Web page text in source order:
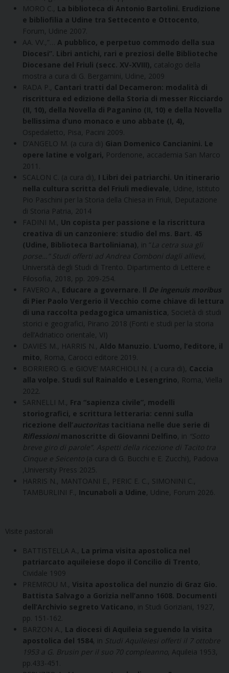
MORO C., La biblioteca di Antonio Bartolini. Erudizione
e bibliofilia a Udine tra Settecento e Ottocento
Forum, Udine 2007.
AA. VV.,”… A pubblico, e perpetuo commodo della sua
Diocesi”. Libri antichi, rari e preziosi delle Biblioteche
Diocesane del Friuli (secc. XV-XVIII), catalogo della
mostra a cura di G. Bergamini, Udine, 2009
RADA P., Cantari tratti dal Decameron: modalità di
riscrittura ed edizione della Storia di messer Ricciardo
(II, 10), della Novella di Paganino (II, 10) e della Novella
bellissima d’uno monaco e uno abbate (I, 4),
Ospedaletto, Pisa, Pacini 2009.
D’ANGELO M. (a cura di) Gian Domenico Cancianini. Le
opere latine e volgari, Pordenone, accademia San Marco
2011.
SCALON C. (a cura di), I Libri dei patriarchi. Un itinerario
nella cultura scritta del Friuli medievale , Udine, Istituto
Pio Paschini per la Storia della Chiesa in Friuli, Deputazione
di Storia Patria, 2014
FADINI M., Un copista per passione e la riscrittura
creativa di un canzoniere: studio del ms. Bart. 45
(Udine, Biblioteca Bartoliniana) , in “La cetra sua gli
porse…” Studi offerti ad Andrea Comboni dagli allievi,
Università degli Studi di Trento. Dipartimento di Lettere e
Filosofia, 2018, pp. 209-254.
FAVERO A., Educare a governare. Il De ingenuis moribus
di Pier Paolo Vergerio il Vecchio come chiave di lettura
di una raccolta pedagogica umanistica , Società di studi
storici e geografici, Pirano 2018 (Fonti e studi per la storia
dell’Adriatico orientale, VI)
DAVIES M., HARRIS N., Aldo Manuzio. L’uomo, l’editore, il
mito , Roma, Carocci editore 2019.
BORRIERO G. e GIOVE’ MARCHIOLI N. ( a cura di), Caccia
alla volpe. Studi sul Rainaldo e Lesengrino , Roma, Viella
2022.
SARNELLI M., Fra “sapienza civile”, modelli
storiografici, e scrittura letteraria: cenni sulla
ricezione dell’auctoritas tacitiana nelle due serie di
Riflessionimanoscritte di Giovanni Delfino , in “Sotto
breve giro di parole”. Aspetti della ricezione di Tacito tra
Cinque e Seicento (a cura di G. Bucchi e E. Zucchi), Padova
,University Press 2025.
HARRIS N., MANTOANI E., PERIC E. C., SIMONINI C.,
TAMBURLINI F., Incunaboli a Udine , Udine, Forum 2026.
Visite pastorali
BATTISTELLA A., La prima visita apostolica nel
patriarcato aquileiese dopo il Concilio di Trento
Cividale 1909
PREMROU M., Visita apostolica del nunzio di Graz Gio.
Battista Salvago a Gorizia nell’anno 1608. Documenti
dell’Archivio segreto Vaticano , in Studi Goriziani, 1927,
pp. 151-162.
BARZON A.,
La diocesi di Aquileia seguendo la visita
apostolica del 1584, in Studi Aquileiesi offerti il 7 ottobre
1953 a G. Brusin per il suo 70 compleanno , Aquileia 1953,
pp.433-451.